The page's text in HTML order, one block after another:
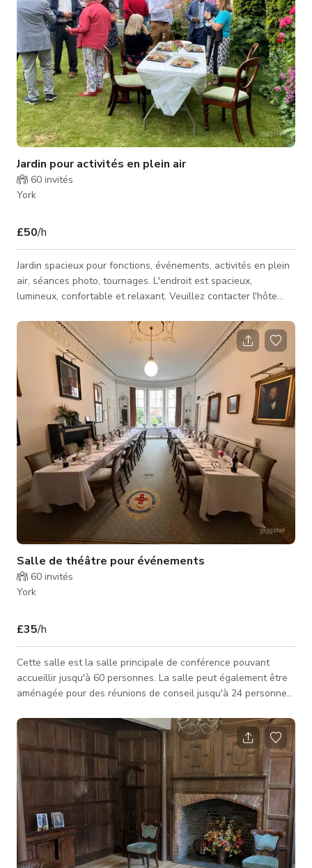
Jardin pour activités en plein air
60 invités
York
£50/h
Jardin spacieux pour fonctions, événements, activités en plein
air, séances photo, tournages. L'endroit est spacieux,
lumineux, confortable et relaxant. Veuillez contacter l'hôte
Salle de théâtre pour événements
60 invités
York
£35/h
Cette salle est la salle principale de conférence pouvant
accueillir jusqu'à 60 personnes. La salle peut également être
aménagée pour des réunions de conseil jusqu'à 24 personnes
espace pour des tournages, des petits-déjeuners de mariage,
des événements, des séances photo, des productions. Veuillez
contacter l'hôte pour un tarif personnalisé et la disponibilité.